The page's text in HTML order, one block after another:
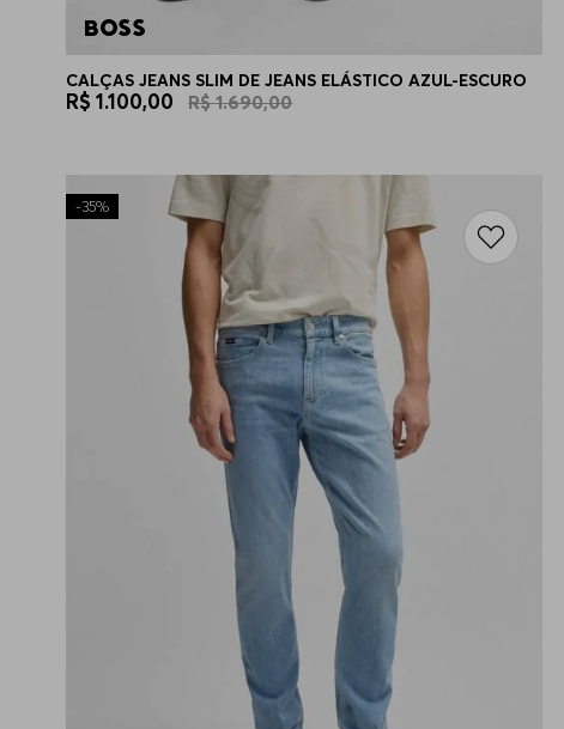
CALÇAS JEANS SLIM DE JEANS ELÁSTICO AZUL-ESCURO
R$ 1.100,00 R$ 1.690,00
-35%